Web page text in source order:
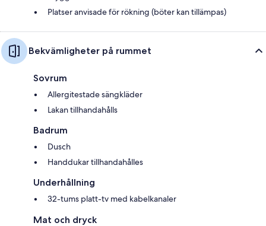
Platser anvisade för rökning (böter kan tillämpas)
Bekvämligheter på rummet
Sovrum
Allergitestade sängkläder
Lakan tillhandahålls
Badrum
Dusch
Handdukar tillhandahålles
Underhållning
32-tums platt-tv med kabelkanaler
Mat och dryck